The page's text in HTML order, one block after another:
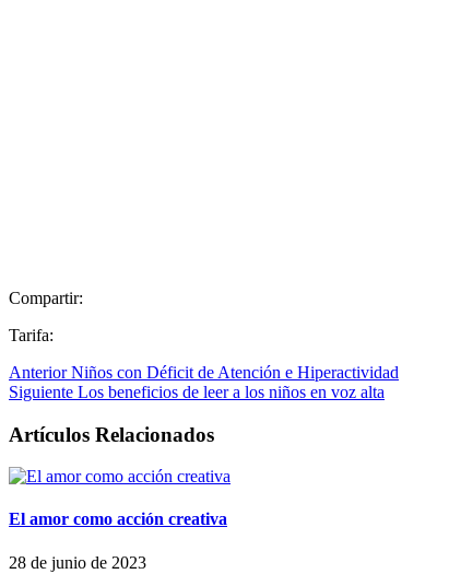
Compartir:
Tarifa:
Anterior Niños con Déficit de Atención e Hiperactividad
Siguiente Los beneficios de leer a los niños en voz alta
Artículos Relacionados
El amor como acción creativa
28 de junio de 2023